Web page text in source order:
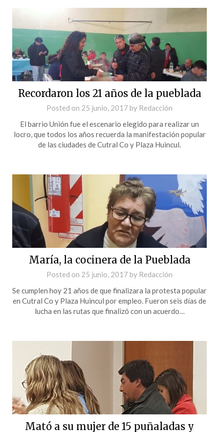
Recordaron los 21 años de la pueblada
Posted on 25 junio, 2017 by Redacción
El barrio Unión fue el escenario elegido para realizar un
locro, que todos los años recuerda la manifestación popular
de las ciudades de Cutral Co y Plaza Huincul.
María, la cocinera de la Pueblada
Posted on 25 junio, 2017 by Redacción
Se cumplen hoy 21 años de que finalizara la protesta popular
en Cutral Co y Plaza Huincul por empleo. Fueron seis días de
lucha en las rutas que finalizó con un acuerdo…
Mató a su mujer de 15 puñaladas y